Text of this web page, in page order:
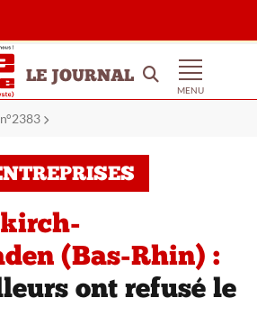
LE JOURNAL
MENU
(Bas-Rhin) :
ont refusé le